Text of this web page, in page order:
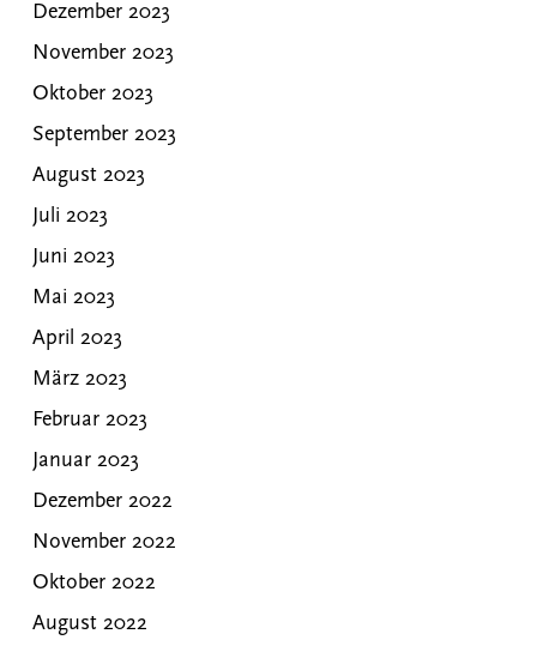
Dezember 2023
November 2023
Oktober 2023
September 2023
August 2023
Juli 2023
Juni 2023
Mai 2023
April 2023
März 2023
Februar 2023
Januar 2023
Dezember 2022
November 2022
Oktober 2022
August 2022